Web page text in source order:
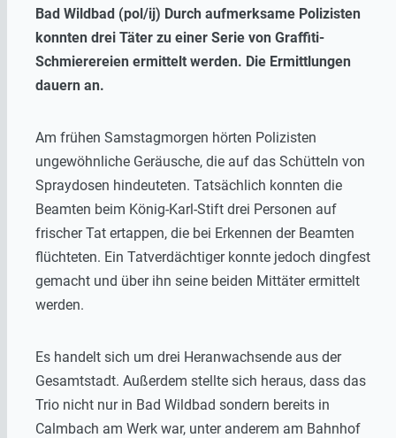
Bad Wildbad (pol/ij) Durch aufmerksame Polizisten
konnten drei Täter zu einer Serie von Graffiti-
Schmierereien ermittelt werden. Die Ermittlungen
dauern an.
Am frühen Samstagmorgen hörten Polizisten
ungewöhnliche Geräusche, die auf das Schütteln von
Spraydosen hindeuteten. Tatsächlich konnten die
Beamten beim König-Karl-Stift drei Personen auf
frischer Tat ertappen, die bei Erkennen der Beamten
flüchteten. Ein Tatverdächtiger konnte jedoch dingfest
gemacht und über ihn seine beiden Mittäter ermittelt
werden.
Es handelt sich um drei Heranwachsende aus der
Gesamtstadt. Außerdem stellte sich heraus, dass das
Trio nicht nur in Bad Wildbad sondern bereits in
Calmbach am Werk war, unter anderem am Bahnhof